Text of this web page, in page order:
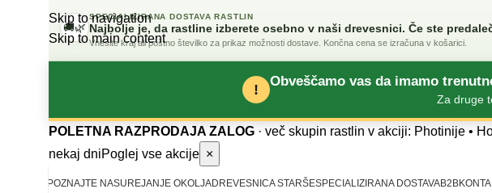
🚚🌿
SPECIALIZIRANA DOSTAVA RASTLIN
Najbolje je, da rastline izberete osebno v naši drevesnici. Če ste
Vnesite kraj ali poštno številko za prikaz možnosti dostave. Končna cena se izračuna v košarici.
!
Obveščamo vas da imamo
Za druge
POLETNA RAZPRODAJA ZALOG · več skupin rastlin v akciji: Photinije •
nekaj dniPoglej vse akcije ×
Skip to navigation
Skip to main content
SPOZNAJTE NASUREJANJE OKOLJADREVESNICA STARŠESPECIALIZIRANA DOSTAVAB2B